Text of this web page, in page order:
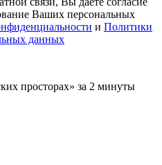
Ваших персональных
и Политики
данных
просторах» за 2 минуты